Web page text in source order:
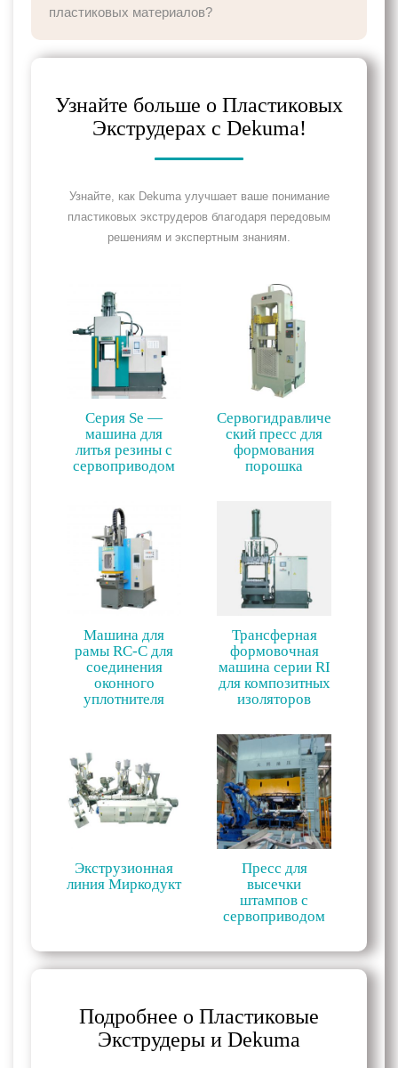
пластиковых материалов?
Узнайте больше о Пластиковых
Экструдерах с Dekuma!
Узнайте, как Dekuma улучшает ваше понимание
пластиковых экструдеров благодаря передовым
решениям и экспертным знаниям.
Серия Se —
машина для
литья резины с
сервоприводом
Сервогидравличе
ский пресс для
формования
порошка
Машина для
рамы RC-C для
соединения
оконного
уплотнителя
Трансферная
формовочная
машина серии RI
для композитных
изоляторов
Экструзионная
линия Миркодукт
Пресс для
высечки
штампов с
сервоприводом
Подробнее о Пластиковые
Экструдеры и Dekuma